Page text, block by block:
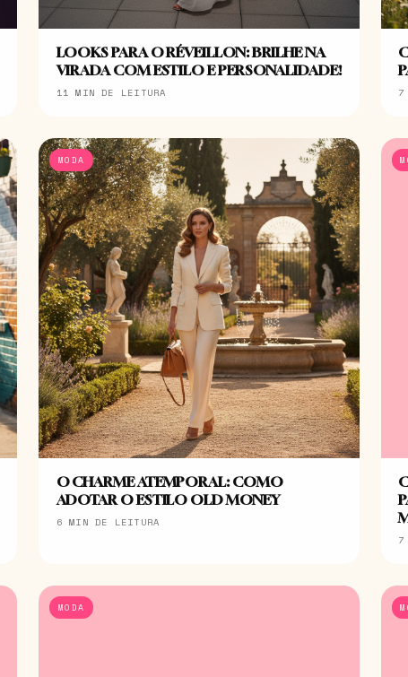
LOOKS PARA O RÉVEILLON: BRILHE NA
VIRADA COM ESTILO E PERSONALIDADE!
11 MIN DE LEITURA 7
MODA
O CHARME ATEMPORAL: COMO
ADOTAR O ESTILO OLD MONEY
6 MIN DE LEITURA
7
MODA